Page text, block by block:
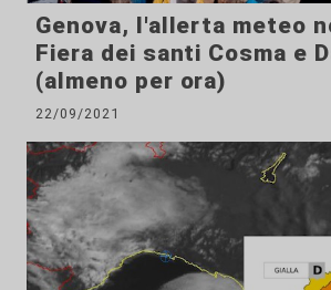
Genova, l'allerta meteo
Fiera dei santi Cosma e
(almeno per ora)
22/09/2021